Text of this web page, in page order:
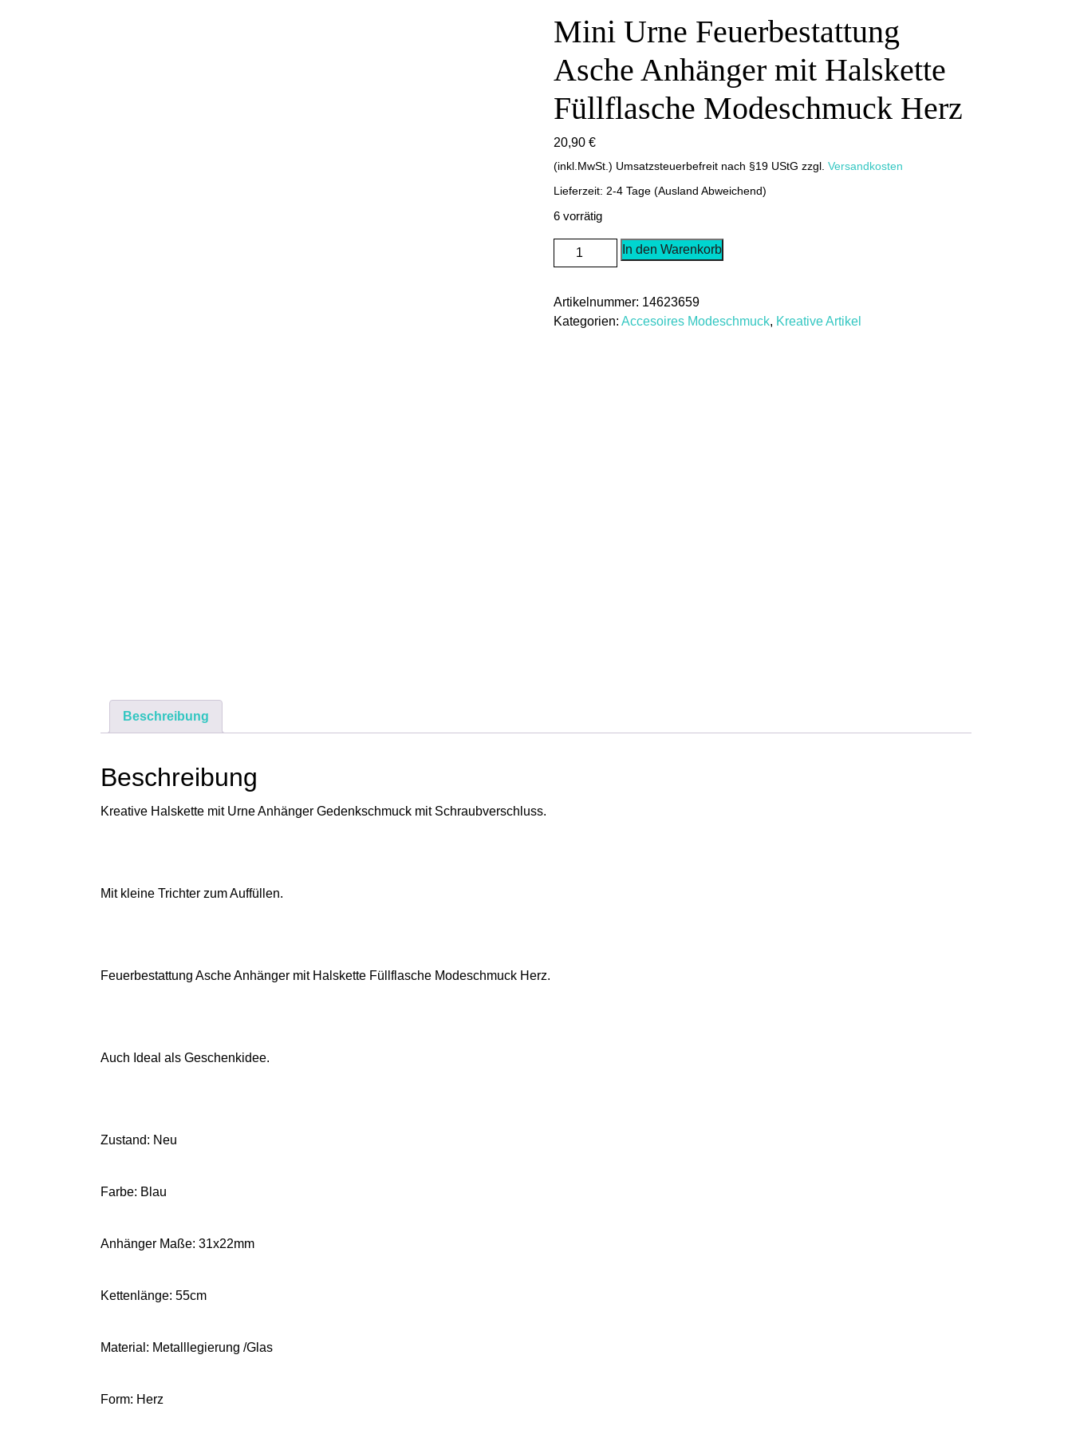
Mini Urne Feuerbestattung
Asche Anhänger mit Halskette
Füllflasche Modeschmuck Herz
20,90 €
(inkl.MwSt.) Umsatzsteuerbefreit nach §19 UStG zzgl. Versandkosten
Lieferzeit: 2-4 Tage (Ausland Abweichend)
6 vorrätig
Urne
Asche
Anhänger
In den Warenkorb
Artikelnummer: 14623659
Kategorien: Accesoires Modeschmuck, Kreative Artikel
Beschreibung
Beschreibung
Kreative Halskette mit Urne Anhänger Gedenkschmuck mit Schraubverschluss.
Mit kleine Trichter zum Auffüllen.
Feuerbestattung Asche Anhänger mit Halskette Füllflasche Modeschmuck Herz.
Auch Ideal als Geschenkidee.
Zustand: Neu
Farbe: Blau
Anhänger Maße: 31x22mm
Kettenlänge: 55cm
Material: Metalllegierung /Glas
Form: Herz